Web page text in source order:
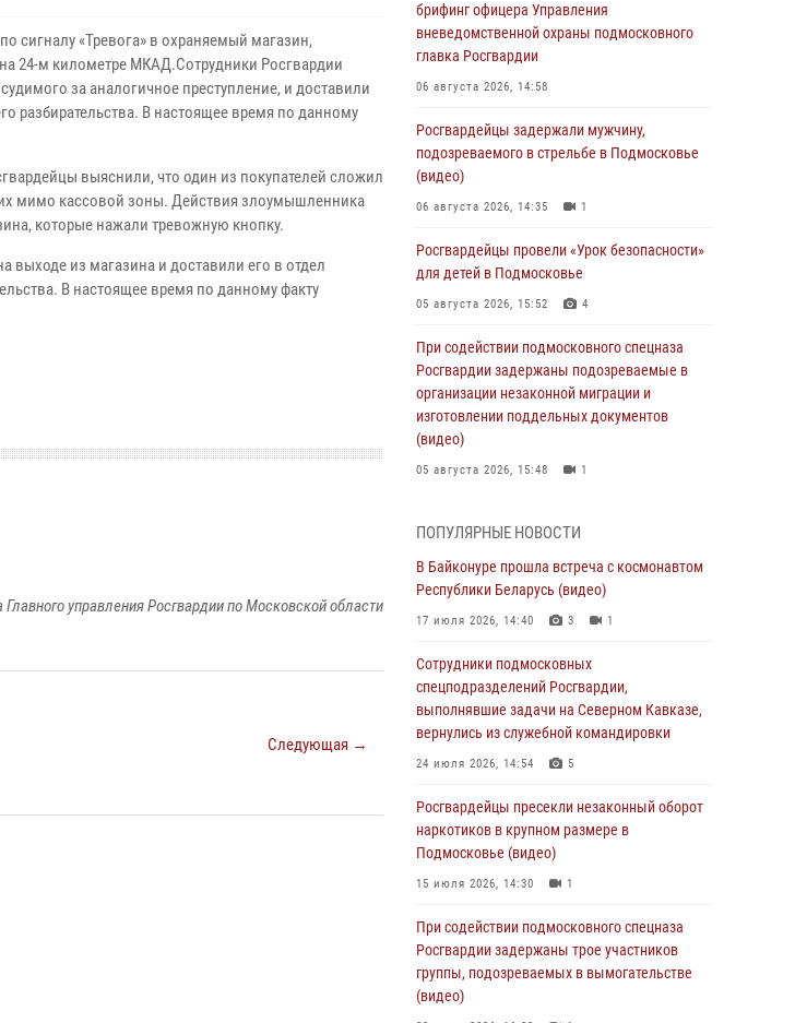
сигналу «Тревога» в охраняемый магазин,
24-м километре МКАД.Сотрудники Росгвардии
за аналогичное преступление, и доставили
разбирательства. В настоящее время по данному
выяснили, что один из покупателей сложил
мимо кассовой зоны. Действия злоумышленника
которые нажали тревожную кнопку.
выходе из магазина и доставили его в отдел
В настоящее время по данному факту
управления Росгвардии по Московской области
Следующая →
брифинг офицера Управления
вневедомственной охраны подмосковного
главка Росгвардии
06 августа 2026, 14:58
Росгвардейцы задержали мужчину,
подозреваемого в стрельбе в Подмосковье
(видео)
06 августа 2026, 14:35 1
Росгвардейцы провели «Урок безопасности»
для детей в Подмосковье
05 августа 2026, 15:52 4
При содействии подмосковного спецназа
Росгвардии задержаны подозреваемые в
организации незаконной миграции и
изготовлении поддельных документов
(видео)
05 августа 2026, 15:48 1
подмосковного главка Росгвардии
отработали навыки огневой подготовки на
комплексных учениях
04 августа 2026, 12:21
За прошедший месяц росгвардейцы 7386 раз
выезжали по сигналам «Тревога» с
охраняемых объектов в Подмосковье
04 августа 2026, 12:15
супермаркета в Подмосковье (видео)
03 августа 2026, 15:32 1
Подмосковье (видео)
03 августа 2026, 15:08 1
В Подмосковье отметили годовщину со Дня
ПОПУЛЯРНЫЕ НОВОСТИ
В Байконуре прошла встреча с космонавтом
Республики Беларусь (видео)
17 июля 2026, 14:40 3 1
Сотрудники подмосковных
спецподразделений Росгвардии,
выполнявшие задачи на Северном Кавказе,
вернулись из служебной командировки
24 июля 2026, 14:54 5
Росгвардейцы пресекли незаконный оборот
наркотиков в крупном размере в
Подмосковье (видео)
15 июля 2026, 14:30 1
При содействии подмосковного спецназа
Росгвардии задержаны трое участников
группы, подозреваемых в вымогательстве
(видео)